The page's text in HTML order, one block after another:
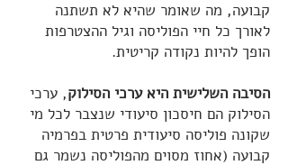
קבועה, מה שאומר שהיא לא תשתנה
לאורך כל חיי הפוליסה וגיל ההצטרפות
הופך להיות נקודה קריטית.
הסיבה השלישית היא ערכי הסילוק, ערכי
הסילוק הם חיסכון סיעודי שנצבר לכל מי
שקונה פוליסה סיעודית פרטית בפרמיה
קבועה (אחוז מסוים מהפוליסה נשמר גם